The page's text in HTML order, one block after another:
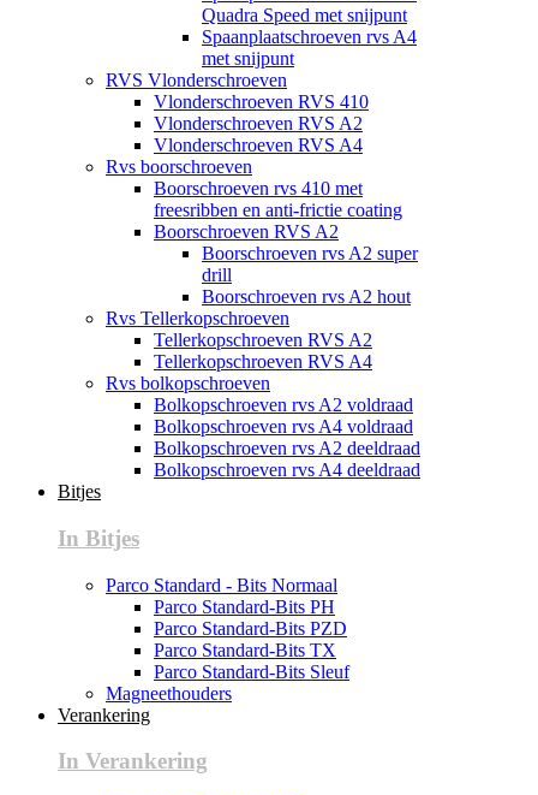
Quadra Speed met snijpunt
Spaanplaatschroeven rvs A4
met snijpunt
RVS Vlonderschroeven
Vlonderschroeven RVS 410
Vlonderschroeven RVS A2
Vlonderschroeven RVS A4
Rvs boorschroeven
Boorschroeven rvs 410 met
freesribben en anti-frictie coating
Boorschroeven RVS A2
Boorschroeven rvs A2 super
drill
Boorschroeven rvs A2 hout
Rvs Tellerkopschroeven
Tellerkopschroeven RVS A2
Tellerkopschroeven RVS A4
Rvs bolkopschroeven
Bolkopschroeven rvs A2 voldraad
Bolkopschroeven rvs A4 voldraad
Bolkopschroeven rvs A2 deeldraad
Bolkopschroeven rvs A4 deeldraad
Bitjes
In Bitjes
Parco Standard - Bits Normaal
Parco Standard-Bits PH
Parco Standard-Bits PZD
Parco Standard-Bits TX
Parco Standard-Bits Sleuf
Magneethouders
Verankering
In Verankering